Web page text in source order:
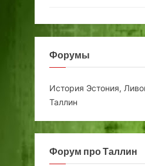
Форумы
История Эстония,
Таллин
Форум про Таллин